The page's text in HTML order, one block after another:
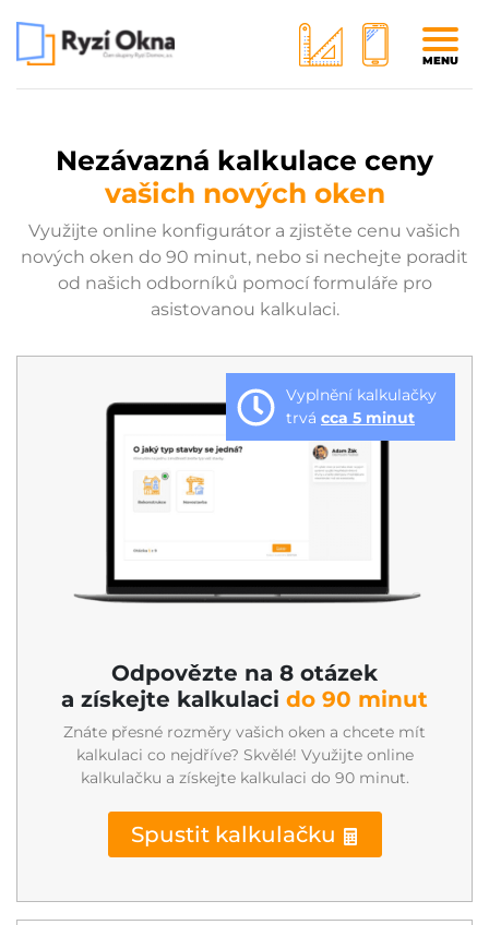
MENU
Nezávazná kalkulace ceny
vašich nových oken
Využijte online konfigurátor a zjistěte cenu vašich
nových oken do 90 minut, nebo si nechejte poradit
od našich odborníků pomocí formuláře pro
asistovanou kalkulaci.
Vyplnění kalkulačky
trvá cca 5 minut
Odpovězte na 8 otázek
a získejte kalkulaci do 90 minut
Znáte přesné rozměry vašich oken a chcete mít
kalkulaci co nejdříve? Skvělé! Využijte online
kalkulačku a získejte kalkulaci do 90 minut.
Spustit kalkulačku